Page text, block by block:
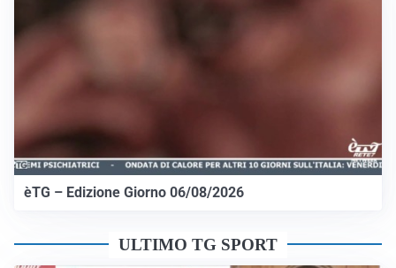
èTG – Edizione Giorno 06/08/2026
ULTIMO TG SPORT